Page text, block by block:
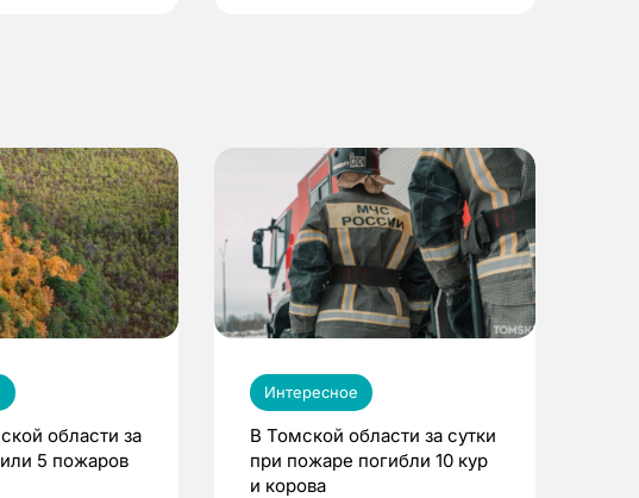
области за
5 пожаров
Интересное
В Томской области за сутки
при пожаре погибли 10 кур
и корова